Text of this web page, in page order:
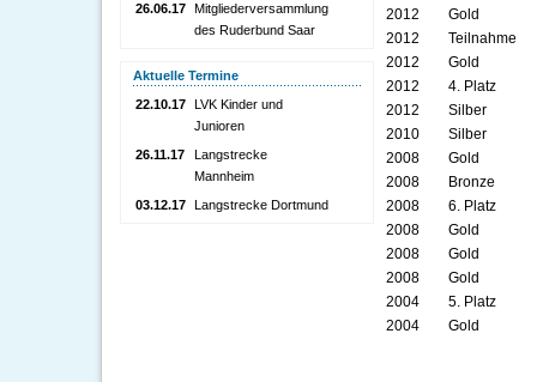
26.06.17 Mitgliederversammlung
des Ruderbund Saar
Aktuelle Termine
22.10.17 LVK Kinder und
Junioren
26.11.17
Langstrecke
Mannheim
03.12.17 Langstrecke Dortmund
2012
Gold
2012
Teilnahme
2012
Gold
2012
4. Platz
2012
Silber
2010
Silber
2008
Gold
2008
Bronze
2008
6. Platz
2008
Gold
2008
Gold
2008
Gold
2004
5. Platz
2004
Gold